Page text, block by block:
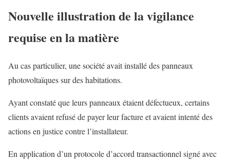
Nouvelle illustration de la vigilance
requise en la matière
Au cas particulier, une société avait installé des panneaux
photovoltaïques sur des habitations.
Ayant constaté que leurs panneaux étaient défectueux, certains
clients avaient refusé de payer leur facture et avaient intenté des
actions en justice contre l’installateur.
En application d’un protocole d’accord transactionnel signé avec